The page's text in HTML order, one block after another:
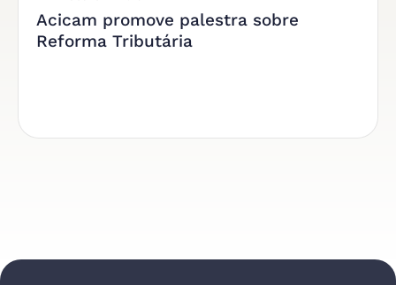
Acicam promove palestra sobre
Reforma Tributária